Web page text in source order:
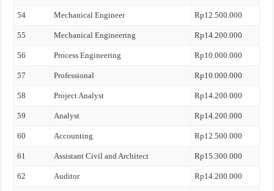
54 Mechanical Engineer Rp12.500.000
55 Mechanical Engineering Rp14.200.000
56 Process Engineering Rp10.000.000
57 Professional Rp10.000.000
58 Project Analyst Rp14.200.000
59 Analyst Rp14.200.000
60 Accounting Rp12.500.000
61 Assistant Civil and Architect Rp15.300.000
62 Auditor Rp14.200.000